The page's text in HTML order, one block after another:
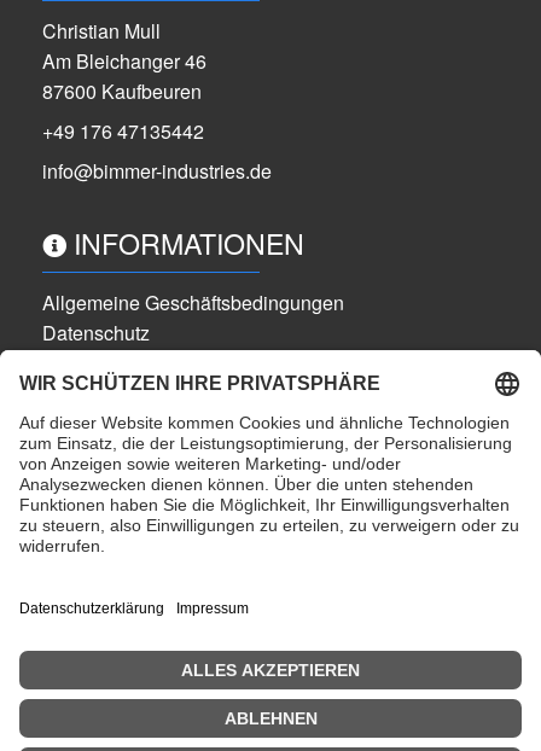
INFORMATIONEN
Allgemeine Geschäftsbedingungen
Datenschutz
Cookie-Einstellungen
Impressum
Versandkosten
Partner
alle Preise inkl. gesetzlicher MwSt.
ZAHLUNGSMÖGLICHKEITEN
Christian Mull
Am Bleichanger 46
87600 Kaufbeuren
+49 176 47135442
info@bimmer-industries.de
© Bimmer Industries 2026